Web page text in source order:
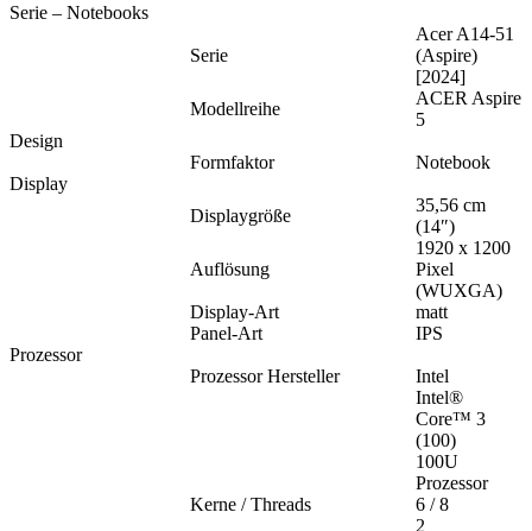
Serie – Notebooks
Serie
Acer A14-51
(Aspire)
[2024]
Modellreihe
ACER Aspire
5
Design
Formfaktor
Notebook
Display
Displaygröße
35,56 cm
(14″)
Auflösung
1920 x 1200
Pixel
(WUXGA)
Display-Art
matt
Panel-Art
IPS
Prozessor
Prozessor Hersteller
Intel
Intel®
Core™ 3
(100)
100U
Prozessor
Kerne / Threads
6 / 8
2